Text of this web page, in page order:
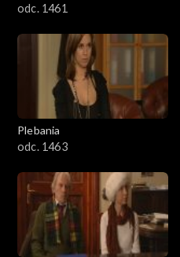
odc. 1461
Plebania
odc. 1463